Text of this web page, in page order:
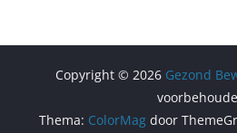
Copyright © 2026 Gezond
Thema: ColorMagdoor